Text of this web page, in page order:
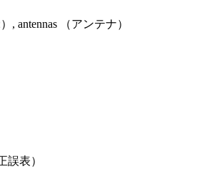
（アンテナ）
表）